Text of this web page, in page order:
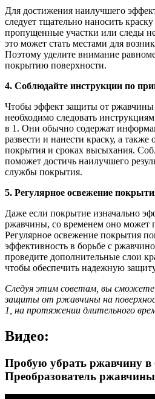
Для достижения наилучшего
следует тщательно наносить
пропущенные участки или следы
это может стать местами для
Поэтому уделите внимание
покрытию поверхности.
4. Соблюдайте инструкции по
Чтобы эффект защиты от ржавчины
необходимо следовать
в 1. Они обычно содержат
развести и нанести краску, а
покрытия и сроках высыхания.
поможет достичь наилучшего
службы покрытия.
5. Регулярное освежение
Даже если покрытие изначально
ржавчины, со временем оно может
Регулярное освежение покрытия
эффективность в борьбе с
проведите дополнительные слои
чтобы обеспечить надежную
Следуя этим советам, вы
защиты от ржавчины на
1, на протяжении длительного
Видео:
Пробую убрать ржавчину в
Преобразователь